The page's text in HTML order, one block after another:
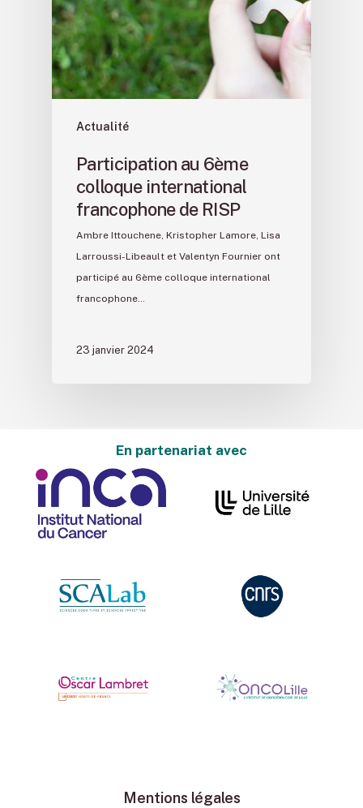
Actualité
Participation au 6ème
colloque international
francophone de RISP
Ambre Ittouchene, Kristopher Lamore, Lisa
Larroussi-Libeault et Valentyn Fournier ont
participé au 6ème colloque international
francophone…
23 janvier 2024
En partenariat avec
Mentions légales